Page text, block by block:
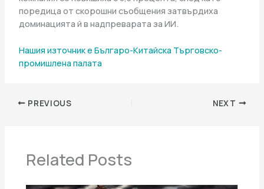
поредица от скорошни съобщения затвърдиха
доминацията й в надпреварата за ИИ.
Нашия източник е Българо-Китайска Търговско-
промишлена палaта
PREVIOUS NEXT
Related Posts